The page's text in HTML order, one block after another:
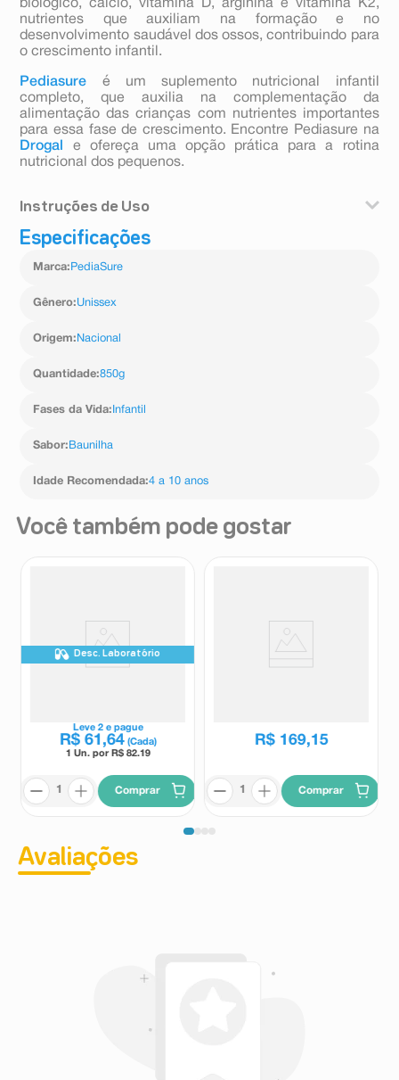
biológico, cálcio, vitamina D, arginina e vitamina K2,
nutrientes que auxiliam na formação e no
desenvolvimento saudável dos ossos, contribuindo para
o crescimento infantil.
Pediasure é um suplemento nutricional infantil
completo, que auxilia na complementação da
alimentação das crianças com nutrientes importantes
para essa fase de crescimento. Encontre Pediasure na
Drogal
e ofereça uma opção prática para a rotina
nutricional dos pequenos.
Instruções de Uso
Preparar Pediasure é fácil e rápido, adicione cinco
190ml de água, e misture continuamente até a diluição
Especificações
Marca: PediaSure
Gênero:Unissex
Origem: Nacional
Quantidade:850g
Fases da Vida: Infantil
Sabor: Baunilha
Idade Recomendada:4 a 10 anos
Você também pode gostar
Desc. Laboratório
Leve 2e pague
R$ 61 ,64 (Cada)
1 Un. por R$ 82.19
Comprar
R$ 169,15
Comprar
Avaliações